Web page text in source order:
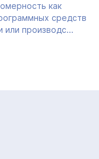
как
средств
или производс...